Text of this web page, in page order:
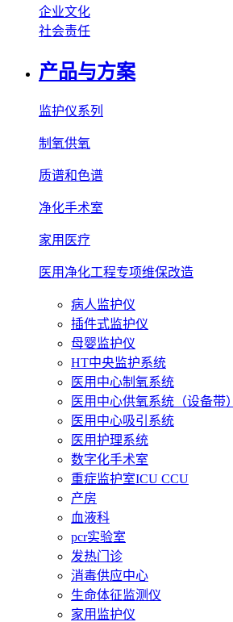
企业文化
社会责任
产品与方案
监护仪系列
制氧供氧
质谱和色谱
净化手术室
家用医疗
医用净化工程专项维保改造
病人监护仪
插件式监护仪
母婴监护仪
HT中央监护系统
医用中心制氧系统
医用中心供氧系统（设备带）
医用中心吸引系统
医用护理系统
数字化手术室
重症监护室ICU CCU
产房
血液科
pcr实验室
发热门诊
消毒供应中心
生命体征监测仪
家用监护仪